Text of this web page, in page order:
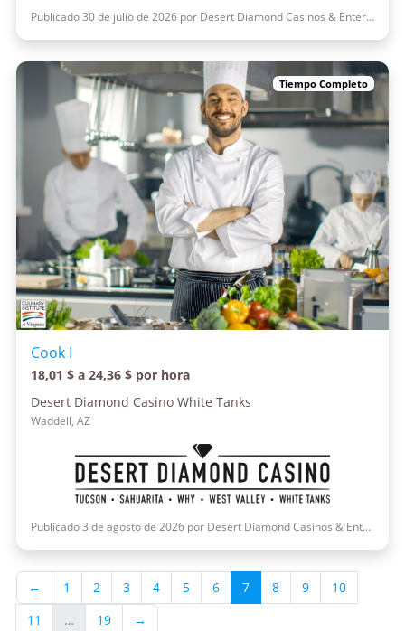
Publicado 30 de julio de 2026 por Desert Diamond Casinos & Entertainment
Tiempo Completo
Cook I
18,01 $ a 24,36 $ por hora
Desert Diamond Casino White Tanks
Waddell, AZ
Publicado 3 de agosto de 2026 por Desert Diamond Casinos & Entertainment
← 1 2 3 4 5 6 7 8 9
10
11
… 19 →